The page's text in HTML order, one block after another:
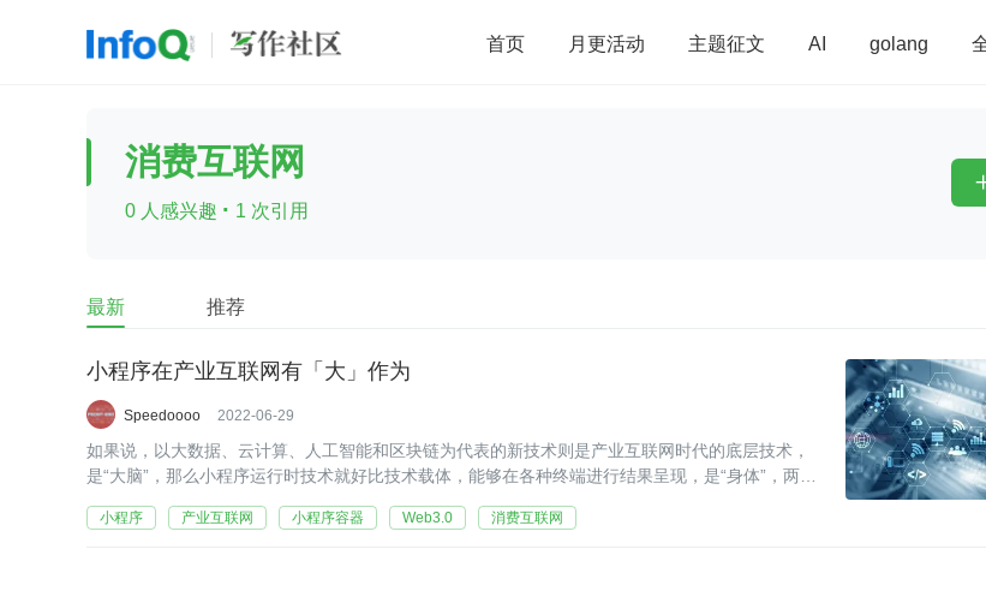
首页 月更活动 主题征文 AI golang
前端 AI 大数据
查看更多
消费互联网
0 人感兴趣 · 1 次引用
最新 推荐
小程序在产业互联网有「大」作为
Speedoooo 2022-06-29
如果说，以大数据、云计算、人工智能和区块链为代表的新技术则是产业互联网时代的底层技术，
是“大脑”，那么小程序运行时技术就好比技术载体，能够在各种终端进行结果呈现，是“身体”，两部
小程序 产业互联网 小程序容器 Web3.0 消费互联网